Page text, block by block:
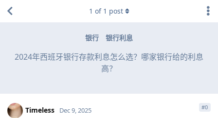
银行 银行利息
2024年西班牙银行存款利息怎么选？哪家银行给的利息
高？
1 of 1 post
Timeless Dec 9, 2025 #0